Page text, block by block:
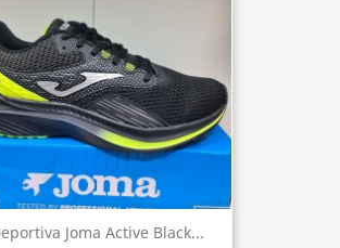
Joma Active Black...